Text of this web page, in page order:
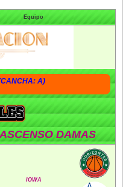
Equipo
A)
DAMAS
IOWA